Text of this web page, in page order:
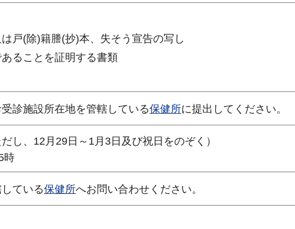
は戸(除)籍謄(抄)本、失そう宣告の写し
あることを証明する書類
診施設所在地を管轄している保健所に提出してください。
し、12月29日～1月3日及び祝日をのぞく）
時
ている保健所へお問い合わせください。